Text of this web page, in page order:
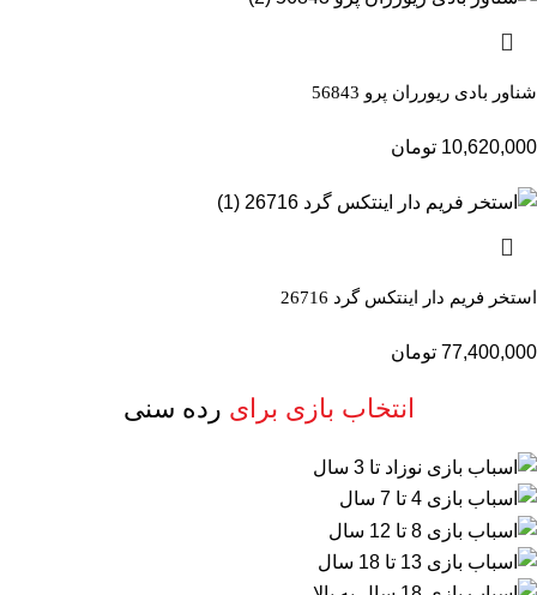
شناور بادی ریورران پرو 56843
10,620,000 تومان
استخر فریم دار اینتکس گرد 26716
77,400,000 تومان
انتخاب بازی برای رده سنی